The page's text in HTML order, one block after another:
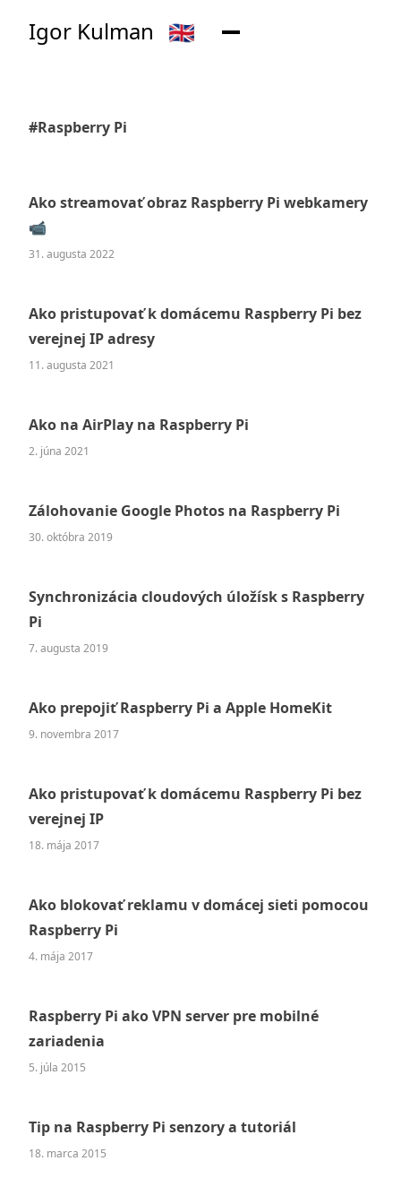
Igor Kulman 🇬🇧
#Raspberry Pi
Ako streamovať obraz Raspberry Pi webkamery
📹
31. augusta 2022
Ako pristupovať k domácemu Raspberry Pi bez
verejnej IP adresy
11. augusta 2021
Ako na AirPlay na Raspberry Pi
2. júna 2021
Zálohovanie Google Photos na Raspberry Pi
30. októbra 2019
Synchronizácia cloudových úložísk s Raspberry
Pi
7. augusta 2019
Ako prepojiť Raspberry Pi a Apple HomeKit
9. novembra 2017
Ako pristupovať k domácemu Raspberry Pi bez
verejnej IP
18. mája 2017
Ako blokovať reklamu v domácej sieti pomocou
Raspberry Pi
4. mája 2017
Raspberry Pi ako VPN server pre mobilné
zariadenia
5. júla 2015
Tip na Raspberry Pi senzory a tutoriál
18. marca 2015